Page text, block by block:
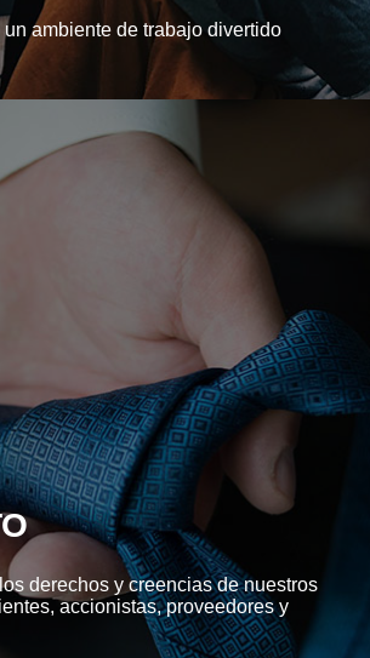
un ambiente de trabajo divertido
derechos y creencias de nuestros
accionistas, proveedores y